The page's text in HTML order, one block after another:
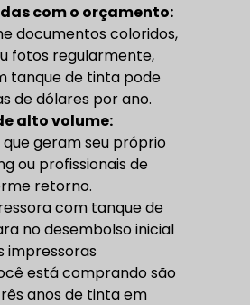
com o orçamento:
documentos coloridos,
fotos regularmente,
tanque de tinta pode
de dólares por ano.
alto volume:
geram seu próprio
ou profissionais de
retorno.
com tanque de
no desembolso inicial
impressoras
está comprando são
anos de tinta em